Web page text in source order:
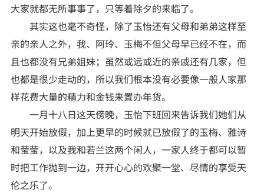
大家就都无所事事了，只等着除夕的来临了。
其实这也毫不奇怪，除了玉怡还有父母和弟弟这样至
亲的亲人之外，我、阿玲、玉梅不但父母早已经不在，而
且也都没有兄弟姐妹；虽然或远或近的亲戚还有几家，但
也都是很少走动的，所以我们根本没有必要像一般人家那
样花费大量的精力和金钱来置办年货。
一月十八日这天傍晚，玉怡下班回来告诉我们她们从
明天开始放假，加上更早的时候就已放假了的玉梅、雅诗
和莹莹，以及我和若兰这两个闲人，一家人终于都可以暂
时把工作抛到一边，开开心心的欢聚一堂、尽情的享受天
伦之乐了。